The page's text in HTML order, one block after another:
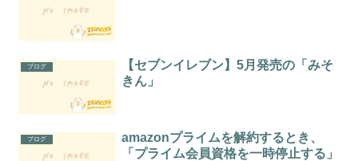
ブログ
【セブンイレブン】5月発売の「みそ
きん」
ブログ
amazonプライムを解約するとき、
「プライム会員資格を一時停止する」